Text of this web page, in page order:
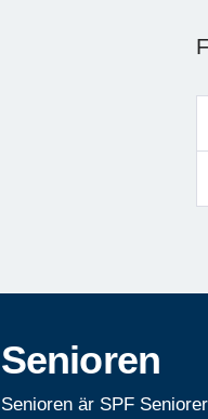
Senioren
Senioren är SPF